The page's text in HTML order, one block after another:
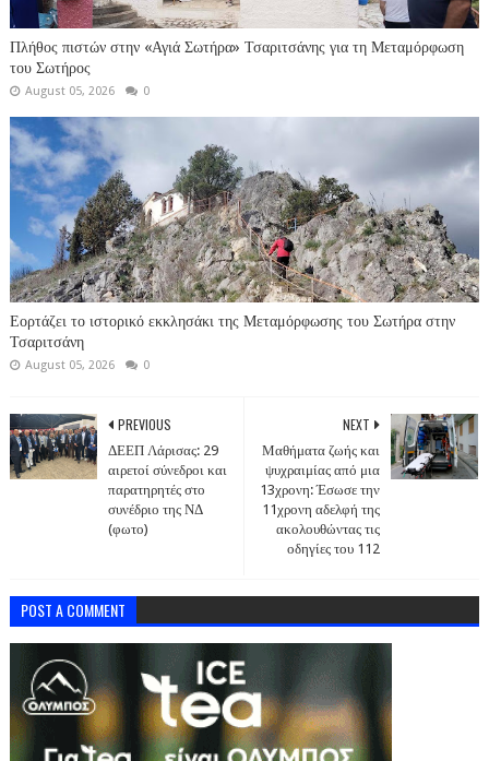
Πλήθος πιστών στην «Αγιά Σωτήρα» Τσαριτσάνης για τη Μεταμόρφωση
του Σωτήρος
August 05, 2026 0
Εορτάζει το ιστορικό εκκλησάκι της Μεταμόρφωσης του Σωτήρα στην
Τσαριτσάνη
August 05, 2026 0
NEXT
Μαθήματα ζωής και
ψυχραιμίας από μια
13χρονη: Έσωσε την
11χρονη αδελφή της
ακολουθώντας τις
οδηγίες του 112
PREVIOUS
ΔΕΕΠ Λάρισας: 29
αιρετοί σύνεδροι και
παρατηρητές στο
συνέδριο της ΝΔ
(φωτο)
POST A COMMENT